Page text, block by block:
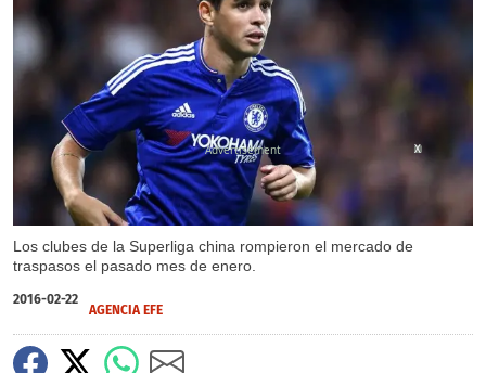
Los clubes de la Superliga china rompieron el mercado de
traspasos el pasado mes de enero.
X
2016-02-22
AGENCIA EFE